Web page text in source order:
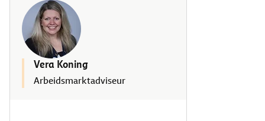
Vera Koning
Arbeidsmarktadviseur